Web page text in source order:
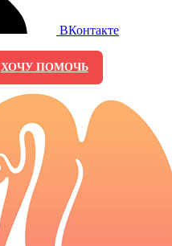
ВКонтакте
ХОЧУ ПОМОЧЬ